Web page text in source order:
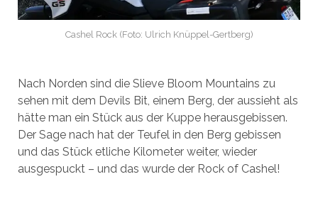
Cashel Rock (Foto: Ulrich Knüppel-Gertberg)
Nach Norden sind die Slieve Bloom Mountains zu
sehen mit dem Devils Bit, einem Berg, der aussieht als
hätte man ein Stück aus der Kuppe herausgebissen.
Der Sage nach hat der Teufel in den Berg gebissen
und das Stück etliche Kilometer weiter, wieder
ausgespuckt – und das wurde der Rock of Cashel!